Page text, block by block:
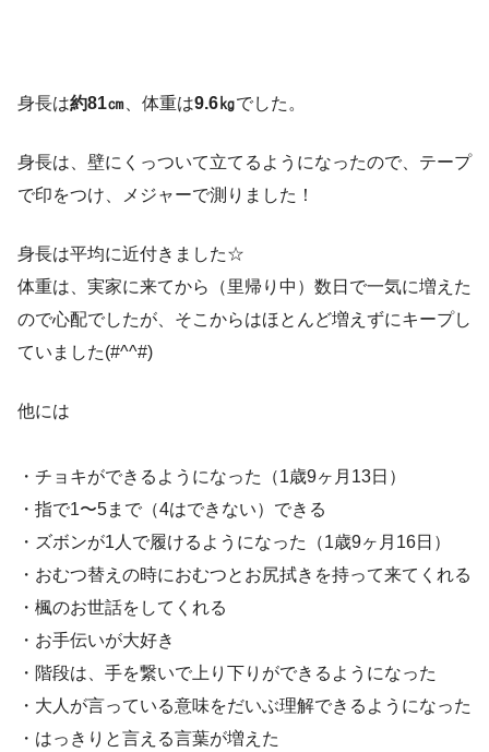
身長は約81㎝ 、体重は9.6㎏でした。
身長は、壁にくっついて立てるようになったので、テープ
で印をつけ、メジャーで測りました！
身長は平均に近付きました☆
体重は、実家に来てから（里帰り中）数日で一気に増えた
ので心配でしたが、そこからはほとんど増えずにキープし
ていました(#^^#)
他には
・チョキができるようになった（1歳9ヶ月13日）
・指で1〜5まで（4はできない）できる
・ズボンが1人で履けるようになった（1歳9ヶ月16日）
・おむつ替えの時におむつとお尻拭きを持って来てくれる
・楓のお世話をしてくれる
・お手伝いが大好き
・階段は、手を繋いで上り下りができるようになった
・大人が言っている意味をだいぶ理解できるようになった
・はっきりと言える言葉が増えた